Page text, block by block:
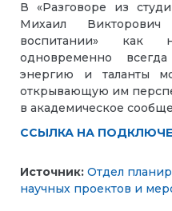
В «Разговоре из
Михаил
воспитании» как
одновременно
энергию и таланты
открывающую им
в академическое
ССЫЛКА НА
Источник: Отдел
научных проектов и